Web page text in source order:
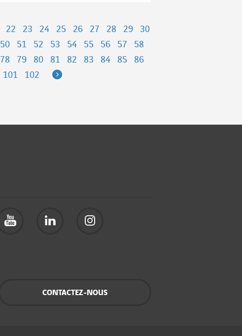
22 23 24 25 26 27 28 29
30
50 51 52 53 54 55 56 57
58
78 79 80 81 82 83 84 85
86
101 102 Next
CONTACTEZ-NOUS